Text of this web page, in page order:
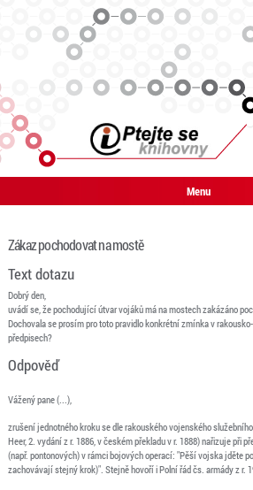
Menu
Zákaz pochodovat na mostě
Text dotazu
Dobrý den,
uvádí se, že pochodující útvar vojáků má na mostech zakázáno
Dochovala se prosím pro toto pravidlo konkrétní zmínka v
předpisech?
Odpověď
Vážený pane (...),
zrušení jednotného kroku se dle rakouského vojenského
Heer, 2. vydání z r. 1886, v českém překladu v r. 1888) nařizuje při
(např. pontonových) v rámci bojových operací: "Pěší vojska jděte
zachovávají stejný krok)". Stejně hovoří i Polní řád čs. armády z r.